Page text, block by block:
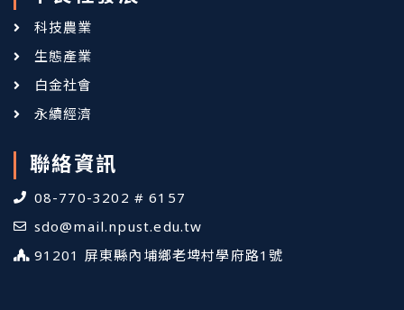
科技農業
生態產業
白金社會
永續經濟
聯絡資訊
08-770-3202 # 6157
sdo@mail.npust.edu.tw
91201 屏東縣內埔鄉老埤村學府路1號